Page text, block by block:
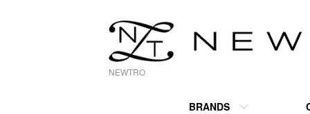
NEWTRO
BRANDS